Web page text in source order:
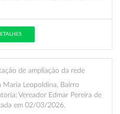
de ampliação da rede
Maria Leopoldina, Bairro
Vereador Edmar Pereira de
em 02/03/2026.